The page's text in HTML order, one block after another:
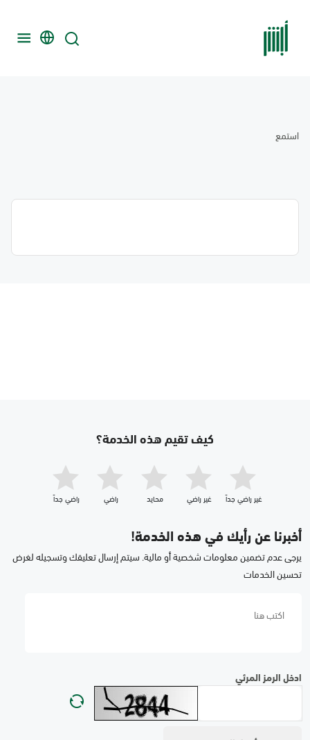
استمع
كيف تقيم هذه الخدمة؟
غير راضي جداّ غير راضي محايد راضي راضي جداّ
أخبرنا عن رأيك في هذه الخدمة!
يرجى عدم تضمين معلومات شخصية أو مالية. سيتم إرسال تعليقك وتسجيله لغرض
تحسين الخدمات
ادخل الرمز المرئي